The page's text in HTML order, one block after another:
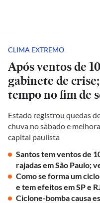
CLIMA EXTREMO
Após ventos de
gabinete de
tempo no fim de
Estado registrou quedas
chuva no sábado e
capital paulista
Santos tem ventos de
rajadas em São Paulo;
Como se forma um
e tem efeitos em SP e
Ciclone-bomba causa